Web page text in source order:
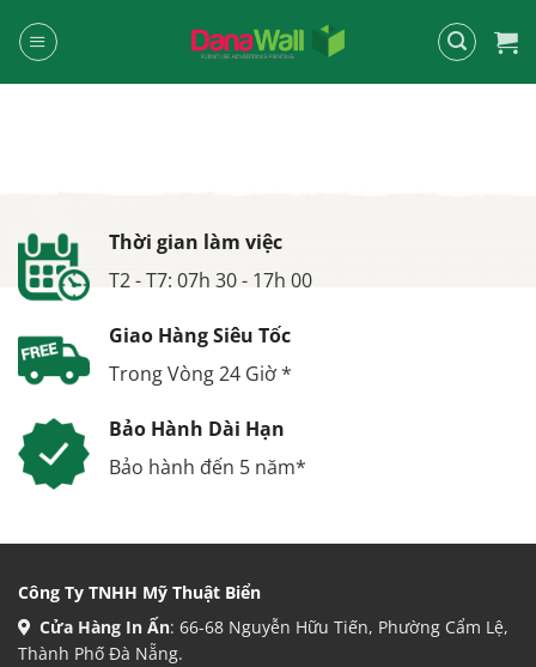
đến
Thời gian làm việc
T2 - T7: 07h 30 - 17h 00
Giao Hàng Siêu Tốc
Trong Vòng 24 Giờ *
Bảo Hành Dài Hạn
Bảo hành đến 5 năm*
Công Ty TNHH Mỹ Thuật Biển
Cửa Hàng In Ấn: 66-68 Nguyễn Hữu Tiến, Phường Cẩm Lệ,
Thành Phố Đà Nẵng.